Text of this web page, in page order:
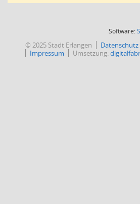
Software:
© 2025 Stadt Erlangen
Datenschutz
Impressum
Umsetzung: